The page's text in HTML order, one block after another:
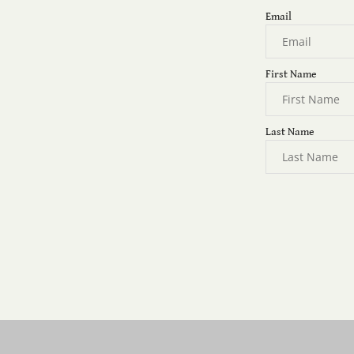
Email
First Name
Last Name